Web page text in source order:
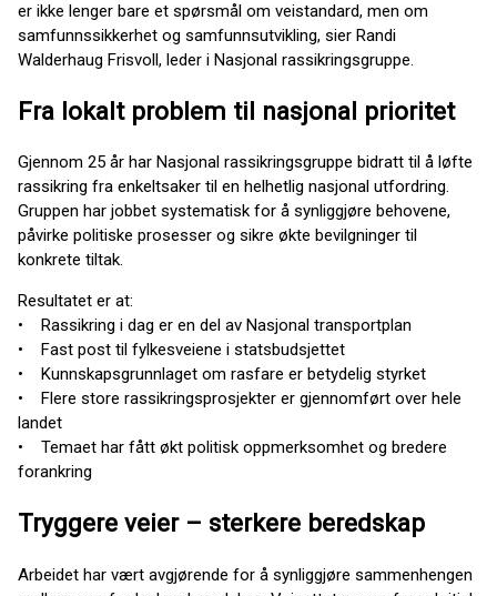
er ikke lenger bare et spørsmål om veistandard, men om
samfunnssikkerhet og samfunnsutvikling, sier Randi
Walderhaug Frisvoll, leder i Nasjonal rassikringsgruppe.
Fra lokalt problem til nasjonal prioritet
Gjennom 25 år har Nasjonal rassikringsgruppe bidratt til å løfte
rassikring fra enkeltsaker til en helhetlig nasjonal utfordring.
Gruppen har jobbet systematisk for å synliggjøre behovene,
påvirke politiske prosesser og sikre økte bevilgninger til
konkrete tiltak.
Resultatet er at:
• Rassikring i dag er en del av Nasjonal transportplan
• Fast post til fylkesveiene i statsbudsjettet
• Kunnskapsgrunnlaget om rasfare er betydelig styrket
• Flere store rassikringsprosjekter er gjennomført over hele
landet
• Temaet har fått økt politisk oppmerksomhet og bredere
forankring
Tryggere veier – sterkere beredskap
Arbeidet har vært avgjørende for å synliggjøre sammenhengen